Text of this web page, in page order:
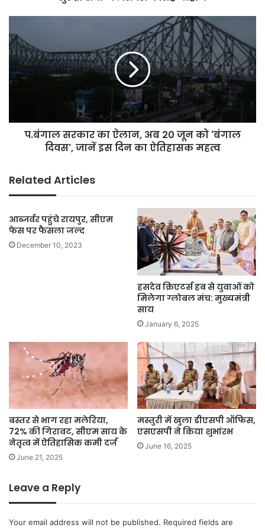
शिवराज
सिंह
चौहान
सरकार
का
ऐलान,
अब
20
'बंगाल
दिवस',
का
ऐतिहासक
प.बंगाल सरकार का ऐलान, अब 20 जून को 'बंगाल
दिवस', जानें इस दिन का ऐतिहासक महत्व
Related Articles
आब्जर्वर पहुंचे रायपुर, सीएम
फेस पर फैसला जल्द
December 10, 2023
हसदेव क्रिएटर्स हब से युवाओं को
मिलेगा ग्लोबल मंच: मुख्यमंत्री
साय
January 6, 2025
बस्तर से भाग रहा मलेरिया,
72% की गिरावट, सीएम साय के
नेतृत्व में ऐतिहासिक कमी दर्ज
June 21, 2025
मस्तुरी में खुला डीएसपी ऑफिस,
एसएसपी ने किया शुभांरभ
June 16, 2025
Leave a Reply
Your email address will not be published. Required fields are